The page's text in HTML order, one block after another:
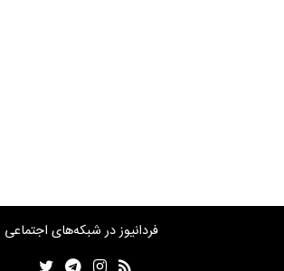
فردانیوز در شبکه‌های اجتماعی